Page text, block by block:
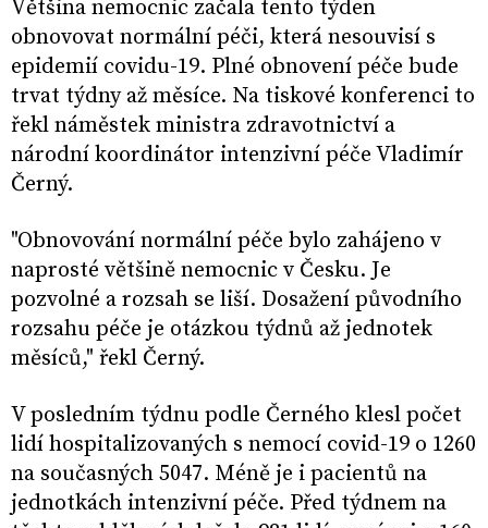
Většina nemocnic začala tento týden
obnovovat normální péči, která nesouvisí s
epidemií covidu-19. Plné obnovení péče bude
trvat týdny až měsíce. Na tiskové konferenci to
řekl náměstek ministra zdravotnictví a
národní koordinátor intenzivní péče Vladimír
Černý.
"Obnovování normální péče bylo zahájeno v
naprosté většině nemocnic v Česku. Je
pozvolné a rozsah se liší. Dosažení původního
rozsahu péče je otázkou týdnů až jednotek
měsíců," řekl Černý.
V posledním týdnu podle Černého klesl počet
lidí hospitalizovaných s nemocí covid-19 o 1260
na současných 5047. Méně je i pacientů na
jednotkách intenzivní péče. Před týdnem na